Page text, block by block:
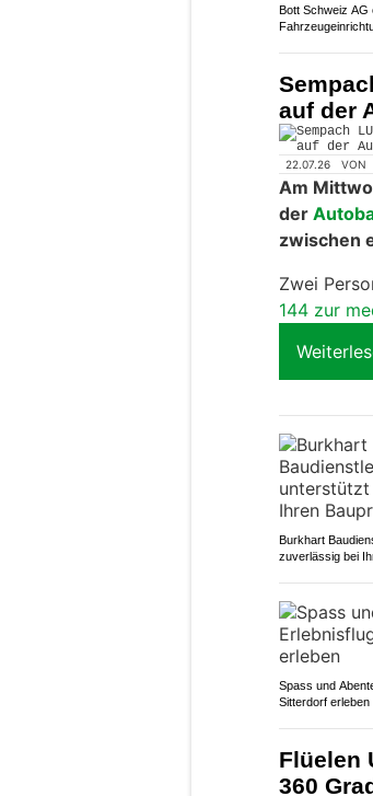
Bott Schweiz AG
auf der
22.07.26 VON
Am
der
zwischen
Zwei
144 zur
Burkhart
zuverlässig bei
Spass und
Sitterdorf erleben
Flüelen
360